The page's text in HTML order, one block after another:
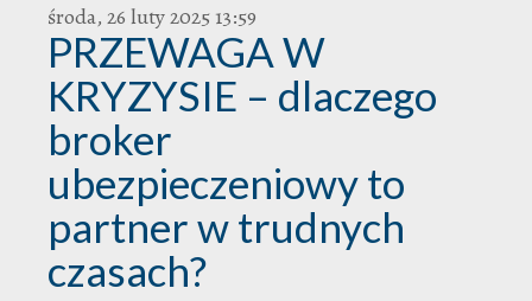
środa, 26 luty 2025 13:59
PRZEWAGA W
KRYZYSIE – dlaczego
broker
ubezpieczeniowy to
partner w trudnych
czasach?